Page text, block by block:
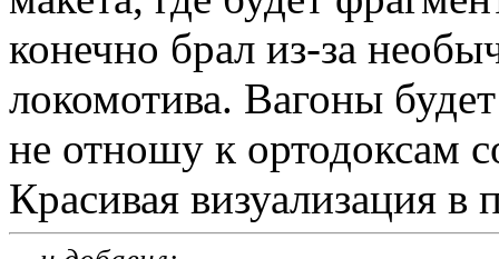
конечно брал из-за
локомотива. Вагоны
не отношу к ортодоксам
Красивая визуализация в